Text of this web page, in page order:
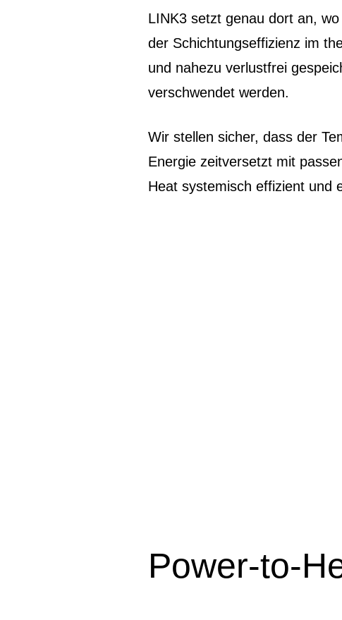
LINK3 setzt genau dort an,
der Schichtungseffizienz im
und nahezu verlustfrei
verschwendet werden.
Wir stellen sicher, dass der
Energie zeitversetzt mit
Heat systemisch effizient und
Power-to-